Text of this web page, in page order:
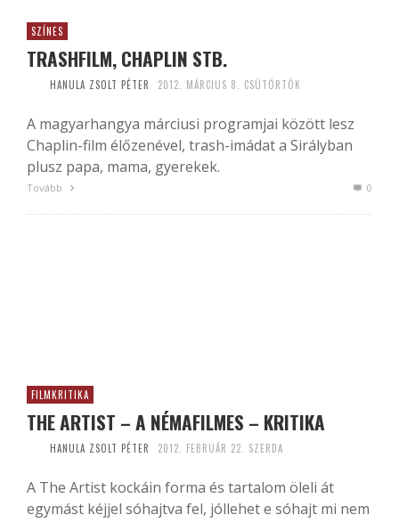
SZÍNES
TRASHFILM, CHAPLIN STB.
HANULA ZSOLT PÉTER 2012. MÁRCIUS 8. CSÜTÖRTÖK
A magyarhangya márciusi programjai között lesz
Chaplin-film élőzenével, trash-imádat a Sirályban
plusz papa, mama, gyerekek.
Tovább 0
FILMKRITIKA
THE ARTIST – A NÉMAFILMES – KRITIKA
HANULA ZSOLT PÉTER 2012. FEBRUÁR 22. SZERDA
A The Artist kockáin forma és tartalom öleli át
egymást kéjjel sóhajtva fel, jóllehet e sóhajt mi nem